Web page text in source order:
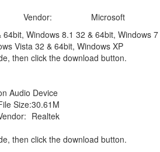
Vendor:
Microsoft
64bit, Windows 8.1 32 & 64bit, Windows 7
Vista 32 & 64bit, Windows XP
then click the download button.
Audio Device
Size:30.61M
Realtek
then click the download button.